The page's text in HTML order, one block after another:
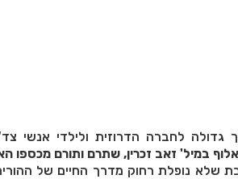
לחברה הדרוזית ולילדי אנשי
במיל' זאב זכרין, שתרם ותורם מכספו
שלא נופלת רחוק מדרך החיים של